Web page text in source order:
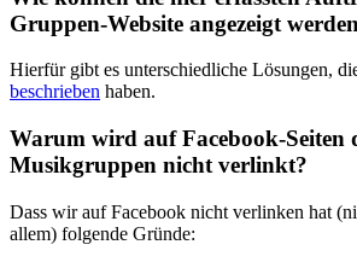
Gruppen-Website angezeigt
Hierfür gibt es unterschiedliche Lösungen,
beschrieben haben.
Warum wird auf Facebook-Seiten
Musikgruppen nicht verlinkt?
Dass wir auf Facebook nicht verlinken hat
allem) folgende Gründe: